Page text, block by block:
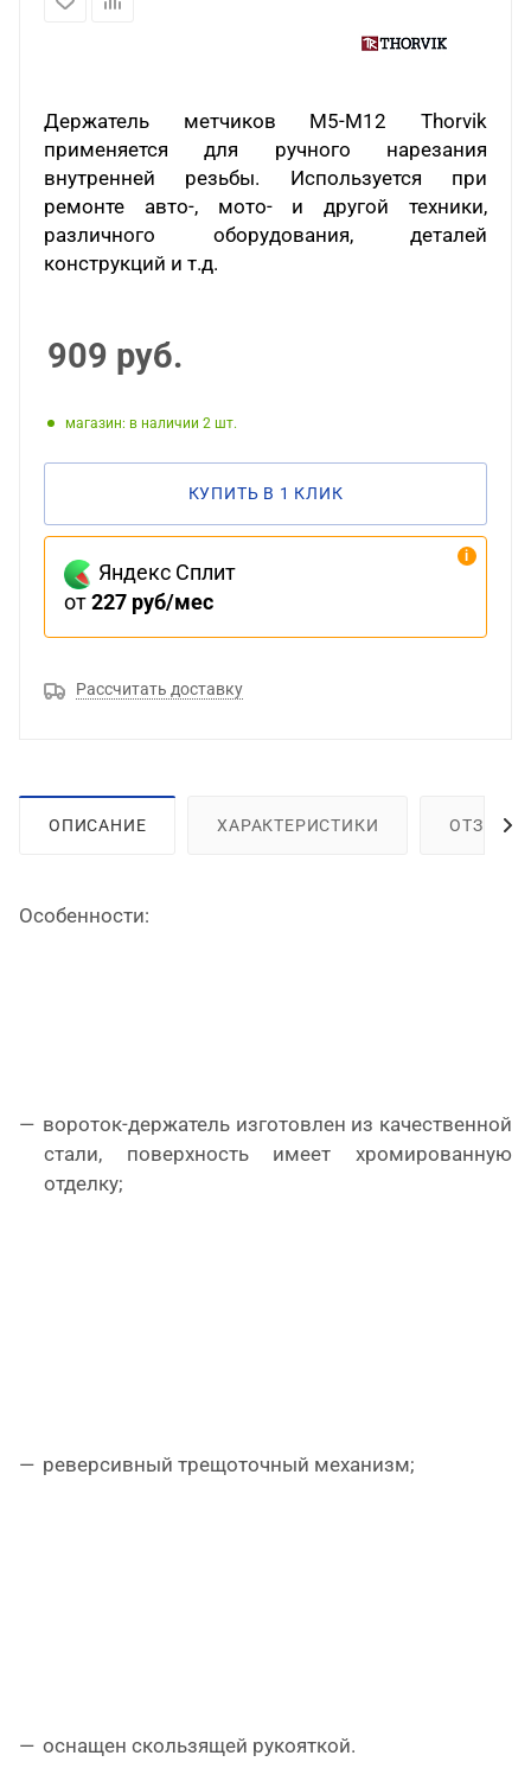
Держатель метчиков M5-M12 Thorvik
применяется для ручного нарезания
внутренней резьбы. Используется при
ремонте авто-, мото- и другой техники,
различного оборудования, деталей
конструкций и т.д.
909 руб.
Магазин: в наличии 2
КУПИТЬ В 1 КЛИК
Яндекс Сплит
от227 руб/мес
Рассчитать доставку
ОПИСАНИЕ ХАРАКТЕРИСТИКИ ОТЗЫВЫ
Особенности:
вороток-держатель изготовлен из качественной
стали, поверхность имеет хромированную
отделку;
реверсивный трещоточный механизм;
оснащен скользящей рукояткой.